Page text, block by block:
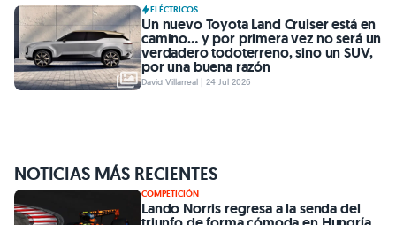
ELÉCTRICOS
Un nuevo Toyota Land Cruiser está en
camino… y por primera vez no será un
verdadero todoterreno, sino un SUV,
por una buena razón
David Villarreal | 24 Jul 2026
NOTICIAS MÁS RECIENTES
COMPETICIÓN
Lando Norris regresa a la senda del